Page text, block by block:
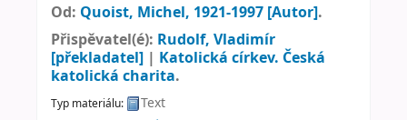
Od: Quoist, Michel, 1921-1997 [Autor].
Přispěvatel(é): Rudolf, Vladimír
[překladatel] | Katolická církev. Česká
katolická charita.
Typ materiálu: Text